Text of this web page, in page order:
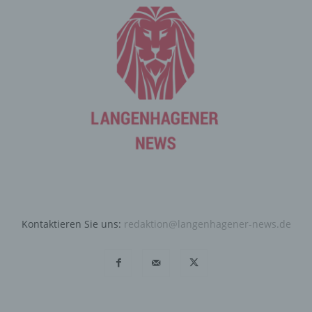
Kontaktieren Sie uns: redaktion@langenhagener-news.de
entsprechenden Einstellung des genutzten
Internetbrowsers verhindern und damit der Setzung von
Cookies dauerhaft widersprechen. Ferner können
bereits gesetzte Cookies jederzeit über einen
Internetbrowser oder andere Softwareprogramme
gelöscht werden. Dies ist in allen gängigen
Internetbrowsern möglich. Deaktiviert die betroffene
Person die Setzung von Cookies in dem genutzten
Internetbrowser, sind unter Umständen nicht alle
Die Internetseite erfasst mit jedem Aufruf der
automatisiertes System eine Reihe von allgemeinen